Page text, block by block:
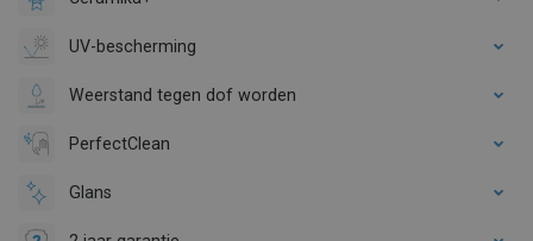
UV-bescherming
Weerstand tegen dof worden
PerfectClean
Glans